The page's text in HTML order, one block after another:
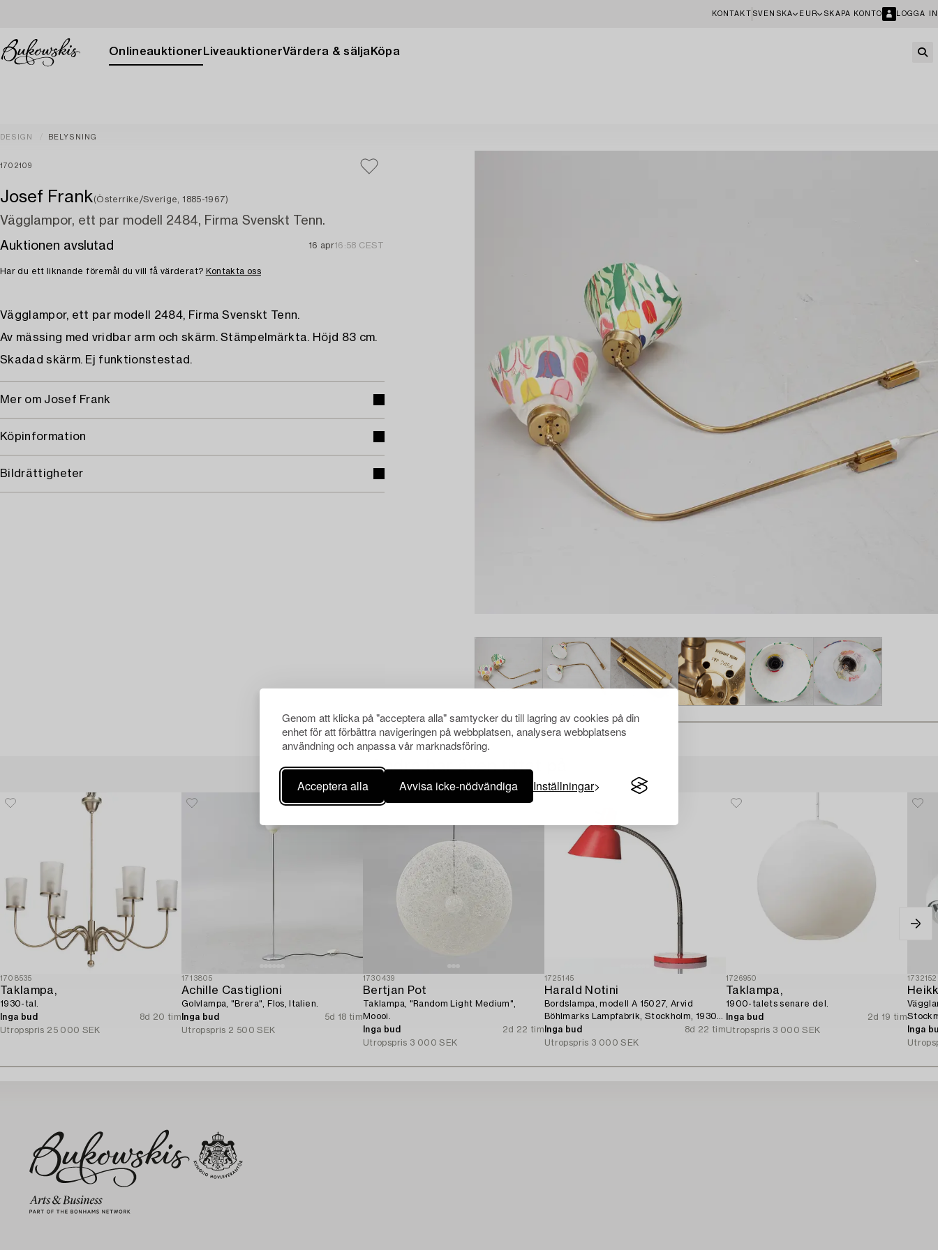
Genom att klicka på "acceptera alla" samtycker du till lagring av cookies på din
enhet för att förbättra navigeringen på webbplatsen, analysera webbplatsens
användning och anpassa vår marknadsföring.
Acceptera alla Avvisa icke-nödvändiga Inställningar
KONTAKT SVENSKA EUR SKAPA KONTO LOGGA IN
Onlineauktioner LiveauktionerVärdera & sälja Köpa
DESIGN BELYSNING
1702109
Josef Frank(Österrike/Sverige, 1885-1967)
Vägglampor, ett par modell 2484, Firma Svenskt Tenn.
Auktionen avslutad
16 apr16:58 CEST
Har du ett liknande föremål du vill få värderat? Kontakta oss
Vägglampor, ett par modell 2484, Firma Svenskt Tenn.
Av mässing med vridbar arm och skärm. Stämpelmärkta. Höjd 83 cm.
Skadad skärm. Ej funktionstestad.
Mer om Josef Frank
Köpinformation
Bildrättigheter
Andra har även tittat på
1708535
Taklampa,
1930-tal.
Inga bud
8d 20 tim
Utropspris 25 000 SEK
1713805
Achille Castiglioni
Golvlampa, "Brera", Flos, Italien.
Inga bud
5d 18 tim
Utropspris 2 500 SEK
1730439
Bertjan Pot
Taklampa, "Random Light Medium",
Moooi.
Inga bud
2d 22 tim
Utropspris 3 000 SEK
1725145
Harald Notini
Bordslampa, modell A 15027, Arvid
Böhlmarks Lampfabrik, Stockholm, 1930-
tal.
Inga bud
8d 22 tim
Utropspris 3 000 SEK
1726950
Taklampa,
1900-talets senare del.
Inga bud
2d 19 tim
Utropspris 3 000 SEK
1732152
Inga